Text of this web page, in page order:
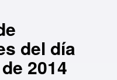
del día
2014